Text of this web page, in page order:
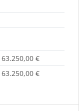
63.250,00 €
63.250,00 €